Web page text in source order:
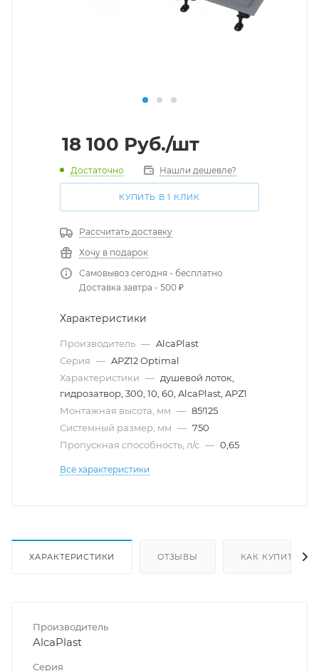
18 100 Руб./шт
Достаточно Нашли дешевле?
КУПИТЬ В 1 КЛИК
Рассчитать доставку
Хочу в подарок
Самовывоз сегодня - бесплатно
Доставка завтра - 500 ₽
Характеристики
Производитель — AlcaPlast
Серия — APZ12 Optimal
Характеристики — душевой лоток,
гидрозатвор, 300, 10, 60, AlcaPlast, APZ1
Монтажная высота, мм — 85!125
Системный размер, мм — 750
Пропускная способность, л/с — 0,65
Все характеристики
ХАРАКТЕРИСТИКИ ОТЗЫВЫ КАК КУПИТЬ
Производитель
AlcaPlast
Серия